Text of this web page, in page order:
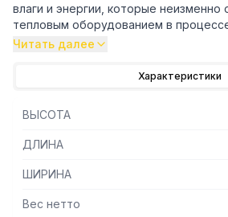
влаги и энергии, которые неизменно
тепловым оборудованием в
капли жира, которые в противном
защищает сотрудников горячего цеха.
Особенности:
— Бескаркасный
Читать далее
Характеристики
ВЫСОТА
ДЛИНА
ШИРИНА
Вес нетто